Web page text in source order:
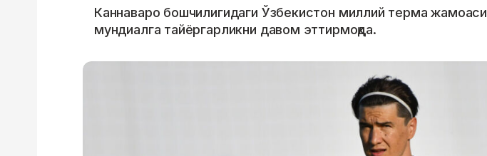
Каннаваро бошчилигидаги Ўзбекистон миллий терма жамоаси
мундиалга тайёргарликни давом эттирмоқда.